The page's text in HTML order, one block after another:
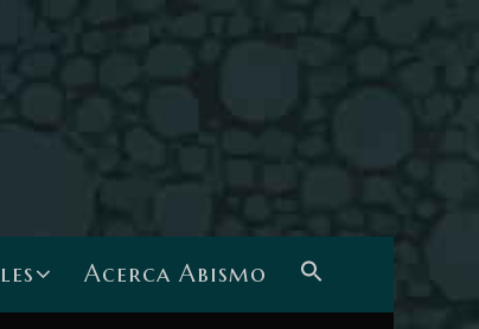
Acerca Abismo